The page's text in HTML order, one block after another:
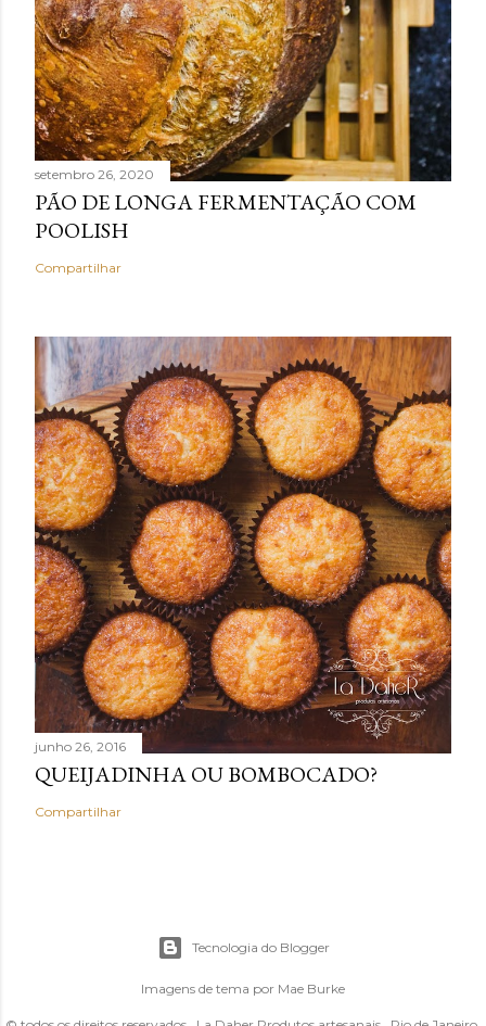
setembro 26, 2020
PÃO DE LONGA FERMENTAÇÃO COM
POOLISH
Compartilhar
junho 26, 2016
QUEIJADINHA OU BOMBOCADO?
Compartilhar
Tecnologia do Blogger
Imagens de tema por Mae Burke